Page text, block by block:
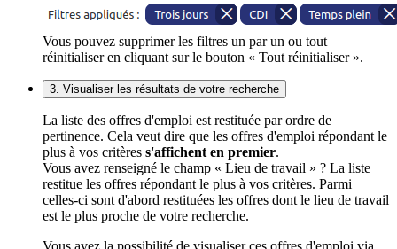
Vous pouvez supprimer les filtres un par un ou tout
réinitialiser en cliquant sur le bouton « Tout réinitialiser ».
3. Visualiser les résultats de votre recherche
La liste des offres d'emploi est restituée par ordre de
pertinence. Cela veut dire que les offres d'emploi répondant le
plus à vos critères s'affichent en premier.
Vous avez renseigné le champ « Lieu de travail » ? La liste
restitue les offres répondant le plus à vos critères. Parmi
celles-ci sont d'abord restituées les offres dont le lieu de travail
est le plus proche de votre recherche.
Vous avez la possibilité de visualiser ces offres d'emploi via